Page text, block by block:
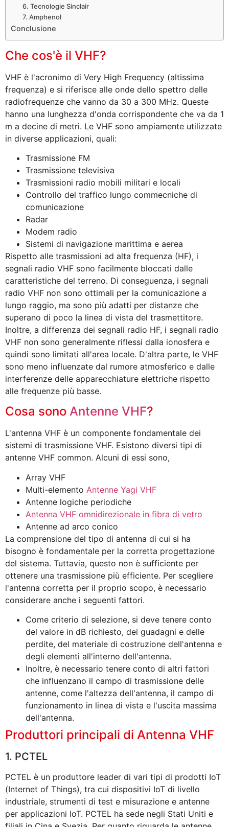
6. Tecnologie Sinclair
7. Amphenol
Conclusione
Che cos'è il VHF?
VHF è l'acronimo di Very High Frequency (altissima
frequenza) e si riferisce alle onde dello spettro delle
radiofrequenze che vanno da 30 a 300 MHz. Queste
hanno una lunghezza d'onda corrispondente che va da 1
m a decine di metri. Le VHF sono ampiamente utilizzate
in diverse applicazioni, quali:
Trasmissione FM
Trasmissione televisiva
Trasmissioni radio mobili militari e locali
Controllo del traffico lungo commecniche di
comunicazione
Radar
Modem radio
Sistemi di navigazione marittima e aerea
Rispetto alle trasmissioni ad alta frequenza (HF), i
segnali radio VHF sono facilmente bloccati dalle
caratteristiche del terreno. Di conseguenza, i segnali
radio VHF non sono ottimali per la comunicazione a
lungo raggio, ma sono più adatti per distanze che
superano di poco la linea di vista del trasmettitore.
Inoltre, a differenza dei segnali radio HF, i segnali radio
VHF non sono generalmente riflessi dalla ionosfera e
quindi sono limitati all'area locale. D'altra parte, le VHF
sono meno influenzate dal rumore atmosferico e dalle
interferenze delle apparecchiature elettriche rispetto
alle frequenze più basse.
Cosa sono Antenne VHF?
L'antenna VHF è un componente fondamentale dei
sistemi di trasmissione VHF. Esistono diversi tipi di
antenne VHF common. Alcuni di essi sono,
Array VHF
Multi-elemento Antenne Yagi VHF
Antenne logiche periodiche
Antenna VHF omnidirezionale in fibra di vetro
Antenne ad arco conico
La comprensione del tipo di antenna di cui si ha
bisogno è fondamentale per la corretta progettazione
del sistema. Tuttavia, questo non è sufficiente per
ottenere una trasmissione più efficiente. Per scegliere
l'antenna corretta per il proprio scopo, è necessario
considerare anche i seguenti fattori.
Come criterio di selezione, si deve tenere conto
del valore in dB richiesto, dei guadagni e delle
perdite, del materiale di costruzione dell'antenna e
degli elementi all'interno dell'antenna.
Inoltre, è necessario tenere conto di altri fattori
che influenzano il campo di trasmissione delle
antenne, come l'altezza dell'antenna, il campo di
funzionamento in linea di vista e l'uscita massima
dell'antenna.
Produttori principali di Antenna VHF
1. PCTEL
PCTEL è un produttore leader di vari tipi di prodotti IoT
(Internet of Things), tra cui dispositivi IoT di livello
industriale, strumenti di test e misurazione e antenne
per applicazioni IoT. PCTEL ha sede negli Stati Uniti e